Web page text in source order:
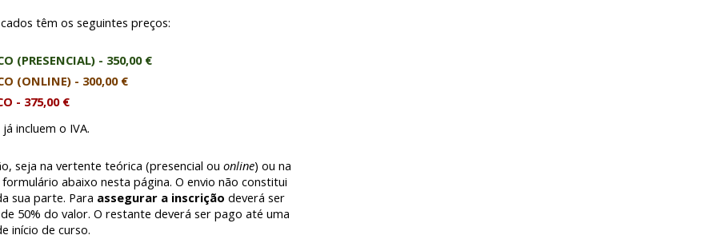
têm os seguintes preços:
(PRESENCIAL) - 350,00 €
(ONLINE) - 300,00 €
- 375,00 €
incluem o IVA.
, seja na vertente teórica (presencial ou online) ou na
abaixo nesta página. O envio não constitui
sua parte. Para assegurar a inscrição deverá ser
50% do valor. O restante deverá ser pago até uma
início de curso.